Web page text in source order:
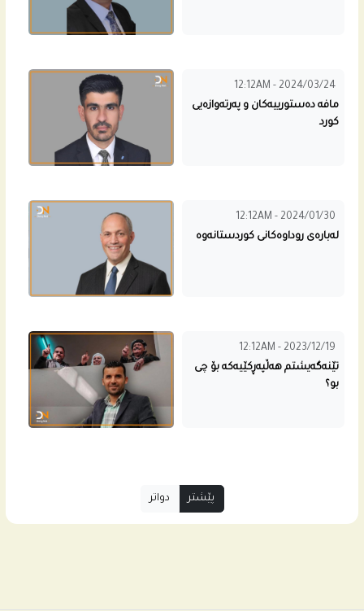
12:12AM - 2024/03/24
مافه‌ ده‌ستورییه‌كان و په‌رته‌وازه‌یى
كورد
12:12AM - 2024/01/30
لەبارەی روداوەکانی کوردستانەوە
12:12AM - 2023/12/19
تێنەگەیشتم هەڵپەڕكێیەكە بۆ چی
بو؟
پێشتر دواتر